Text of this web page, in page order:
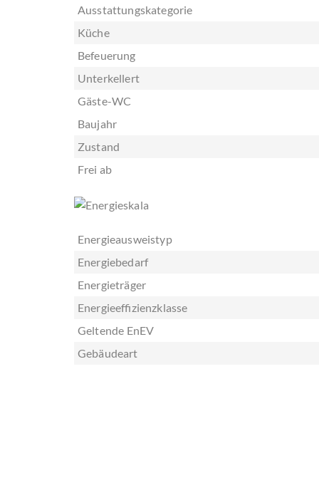
Ausstattungskategorie
Küche
Befeuerung
Unterkellert
Gäste-WC
Baujahr
Zustand
Frei ab
Energieausweistyp
Energiebedarf
Energieträger
Energieeffizienzklasse
Geltende EnEV
Gebäudeart